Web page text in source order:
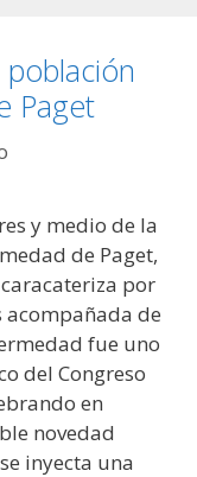
Paget
y medio de la
de Paget,
por
acompañada de
fue uno
del Congreso
en
novedad
inyecta una